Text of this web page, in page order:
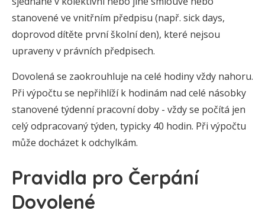
stanovené ve vnitřním předpisu (např. sick days,
doprovod dítěte první školní den), které nejsou
upraveny v právních předpisech.
Dovolená se zaokrouhluje na celé hodiny vždy nahoru.
Při výpočtu se nepřihlíží k hodinám nad celé násobky
stanovené týdenní pracovní doby - vždy se počítá jen
celý odpracovaný týden, typicky 40 hodin. Při výpočtu
může docházet k odchylkám.
Pravidla pro Čerpání
Dovolené